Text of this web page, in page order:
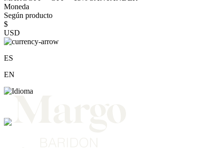
Moneda
Según producto
$
USD
ES
EN